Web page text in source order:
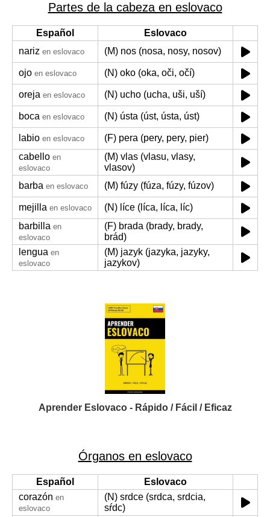
Partes de la cabeza en eslovaco
Español
Eslovaco
nariz en eslovaco (M) nos (nosa, nosy, nosov)
ojo en eslovaco (N) oko (oka, oči, očí)
oreja en eslovaco (N) ucho (ucha, uši, uší)
boca en eslovaco (N) ústa (úst, ústa, úst)
labio en eslovaco
(F) pera (pery, pery, pier)
cabello en
eslovaco
(M) vlas (vlasu, vlasy,
vlasov)
barba en eslovaco (M) fúzy (fúza, fúzy, fúzov)
mejilla en eslovaco
(N) líce (líca, líca, líc)
barbilla en
eslovaco
(F) brada (brady, brady,
brád)
lengua en
eslovaco
(M) jazyk (jazyka, jazyky,
jazykov)
Aprender Eslovaco - Rápido / Fácil / Eficaz
Órganos en eslovaco
Español
Eslovaco
corazón en
eslovaco
(N) srdce (srdca, srdcia,
sŕdc)